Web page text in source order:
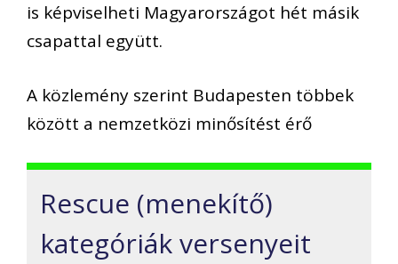
is képviselheti Magyarországot hét másik
csapattal együtt.
A közlemény szerint Budapesten többek
között a nemzetközi minősítést érő
Rescue (menekítő)
kategóriák versenyeit